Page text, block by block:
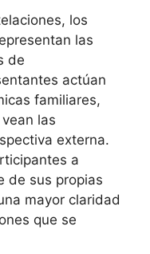
los
las
de
actúan
familiares,
las
externa.
a
de sus propias
mayor claridad
que se